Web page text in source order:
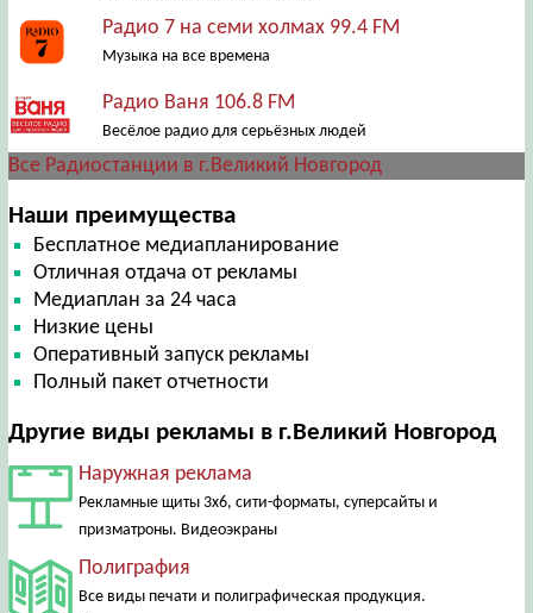
Радио 7 на семи холмах 99.4 FM
Музыка на все времена
Радио Ваня 106.8 FM
Весёлое радио для серьёзных людей
Все Радиостанции в г.Великий Новгород
Наши преимущества
Бесплатное медиапланирование
Отличная отдача от рекламы
Медиаплан за 24 часа
Низкие цены
Оперативный запуск рекламы
Полный пакет отчетности
Другие виды рекламы в г.Великий Новгород
Наружная реклама
Рекламные щиты 3х6, сити-форматы, суперсайты и
призматроны. Видеоэкраны
Полиграфия
Все виды печати и полиграфическая продукция.